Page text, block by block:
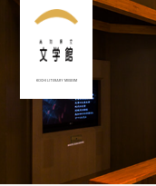
KOCHI LITERARY MUSEUM